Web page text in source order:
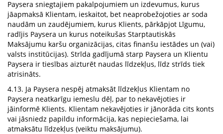
Paysera sniegtajiem pakalpojumiem un izdevumus, kurus
jāapmaksā Klientam, ieskaitot, bet neaprobežojoties ar soda
naudām un zaudējumiem, kurus Klients, pārkāpjot Līgumu,
radījis Paysera un kurus noteikušas Starptautiskās
Maksājumu karšu organizācijas, citas finanšu iestādes un (vai)
valsts institūcijas). Strīda gadījumā starp Paysera un Klientu
Paysera ir tiesības aizturēt naudas līdzekļus, līdz strīds tiek
atrisināts.
4.13. Ja Paysera nespēj atmaksāt līdzekļus Klientam no
Paysera neatkarīgu iemeslu dēļ, par to nekavējoties ir
jāinformē Klients. Klientam nekavējoties ir jānorāda cits konts
vai jāsniedz papildu informācija, kas nepieciešama, lai
atmaksātu līdzekļus (veiktu maksājumu).